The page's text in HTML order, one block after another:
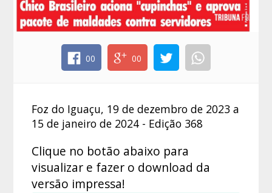
00 00
Foz do Iguaçu, 19 de dezembro de 2023 a
15 de janeiro de 2024 - Edição 368
Clique no botão abaixo para
visualizar e fazer o download da
versão impressa!